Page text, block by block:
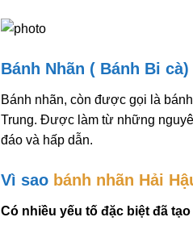
Bánh Nhãn ( Bánh Bi cà)
Bánh nhãn, còn được gọi là
Trung. Được làm từ những
đáo và hấp dẫn.
Vì sao bánh nhãn Hải
Có nhiều yếu tố đặc biệt đã